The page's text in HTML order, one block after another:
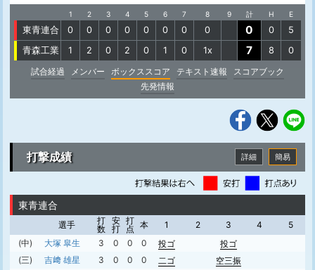
1 2 3 4 5 6 7 8 9 計 H E
東青連合 0 0 0 0 0 0 0 0 0 0
5
青森工業
1 2 0 2 0 1 0 1x 7 8
0
試合経過
メンバー ボックススコア テキスト速報
スコアブック
先発情報
打撃成績 簡易
詳細
東青連合
選手
打
数
安
打
打
点 本 1 2 3 4
5
(中)
大塚 皐生 3 0 0 0 投ゴ 投ゴ
(三)
吉﨑 雄星 3 0 0 0 二ゴ 空三振